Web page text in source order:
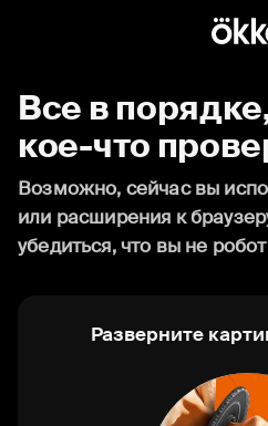
Все в
кое-что
Возможно, сейчас вы
или расширения к
убедиться, что вы не робот
Разверните